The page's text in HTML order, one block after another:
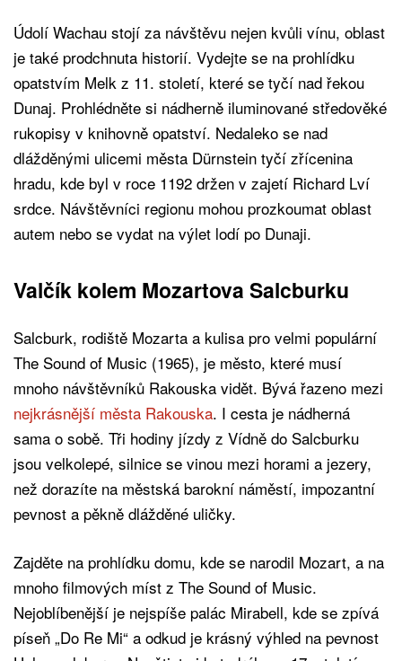
Údolí Wachau stojí za návštěvu nejen kvůli vínu, oblast
je také prodchnuta historií. Vydejte se na prohlídku
opatstvím Melk z 11. století, které se tyčí nad řekou
Dunaj. Prohlédněte si nádherně iluminované středověké
rukopisy v knihovně opatství. Nedaleko se nad
dlážděnými ulicemi města Dürnstein tyčí zřícenina
hradu, kde byl v roce 1192 držen v zajetí Richard Lví
srdce. Návštěvníci regionu mohou prozkoumat oblast
autem nebo se vydat na výlet lodí po Dunaji.
Valčík kolem Mozartova Salcburku
Salcburk, rodiště Mozarta a kulisa pro velmi populární
The Sound of Music (1965), je město, které musí
mnoho návštěvníků Rakouska vidět. Bývá řazeno mezi
nejkrásnější města Rakouska. I cesta je nádherná
sama o sobě. Tři hodiny jízdy z Vídně do Salcburku
jsou velkolepé, silnice se vinou mezi horami a jezery,
než dorazíte na městská barokní náměstí, impozantní
pevnost a pěkně dlážděné uličky.
Zajděte na prohlídku domu, kde se narodil Mozart, a na
mnoho filmových míst z The Sound of Music.
Nejoblíbenější je nejspíše palác Mirabell, kde se zpívá
píseň „Do Re Mi“ a odkud je krásný výhled na pevnost